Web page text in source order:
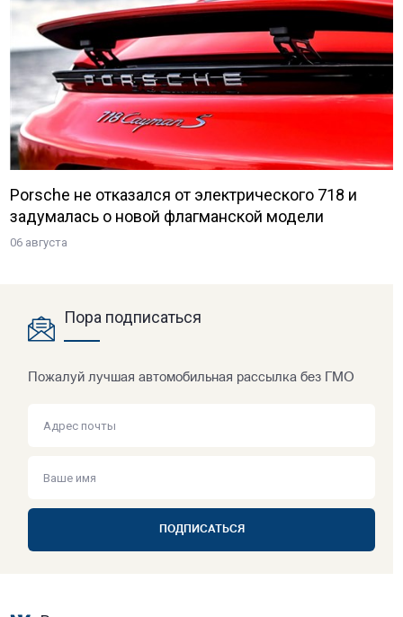
Porsche не отказался от электрического 718 и
задумалась о новой флагманской модели
06 августа
Пора подписаться
Пожалуй лучшая автомобильная рассылка без ГМО
ПОДПИСАТЬСЯ